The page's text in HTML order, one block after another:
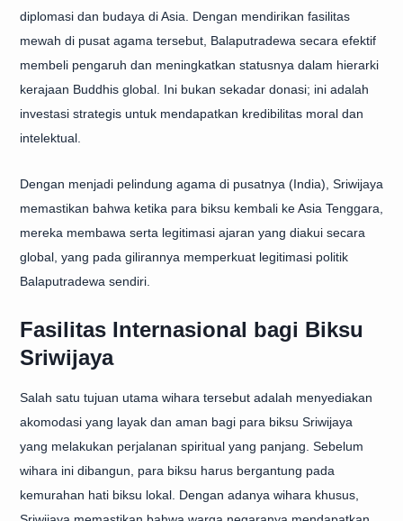
diplomasi dan budaya di Asia. Dengan mendirikan fasilitas
mewah di pusat agama tersebut, Balaputradewa secara efektif
membeli pengaruh dan meningkatkan statusnya dalam hierarki
kerajaan Buddhis global. Ini bukan sekadar donasi; ini adalah
investasi strategis untuk mendapatkan kredibilitas moral dan
intelektual.
Dengan menjadi pelindung agama di pusatnya (India), Sriwijaya
memastikan bahwa ketika para biksu kembali ke Asia Tenggara,
mereka membawa serta legitimasi ajaran yang diakui secara
global, yang pada gilirannya memperkuat legitimasi politik
Balaputradewa sendiri.
Fasilitas Internasional bagi Biksu
Sriwijaya
Salah satu tujuan utama wihara tersebut adalah menyediakan
akomodasi yang layak dan aman bagi para biksu Sriwijaya
yang melakukan perjalanan spiritual yang panjang. Sebelum
wihara ini dibangun, para biksu harus bergantung pada
kemurahan hati biksu lokal. Dengan adanya wihara khusus,